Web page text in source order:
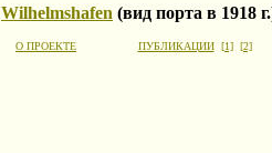
Wilhelmshafen (вид порта в 1918
О ПРОЕКТЕ ПУБЛИКАЦИИ [1] [2]